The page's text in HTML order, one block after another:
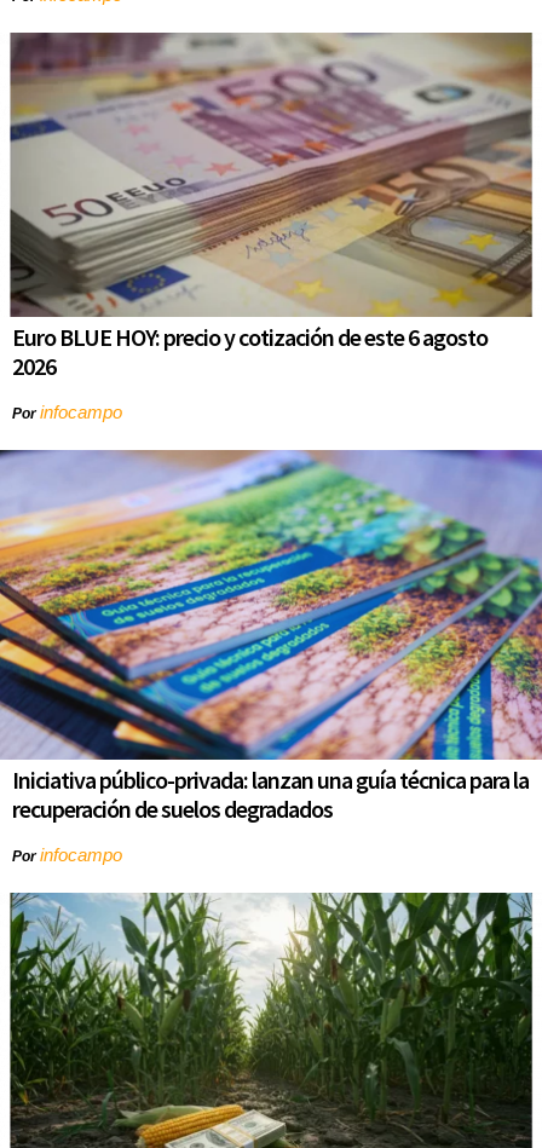
Euro BLUE HOY: precio y cotización de este 6 agosto
2026
Porinfocampo
Iniciativa público-privada: lanzan una guía técnica para la
recuperación de suelos degradados
Porinfocampo